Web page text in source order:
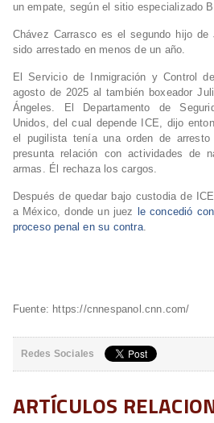
un empate, según el sitio especializado
Chávez Carrasco es el segundo hijo
sido arrestado en menos de un año.
El Servicio de Inmigración y Control
agosto de 2025 al también boxeador
Ángeles. El Departamento de
Unidos, del cual depende ICE, dijo
el pugilista tenía una orden de
presunta relación con actividades de
armas. Él rechaza los cargos.
Después de quedar bajo custodia de
a México, donde un juez
le concedió
proceso penal en su contra.
Fuente: https://cnnespanol.cnn.com/
Redes Sociales
ARTÍCULOS